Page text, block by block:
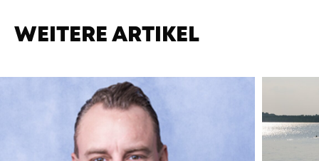
WEITERE ARTIKEL